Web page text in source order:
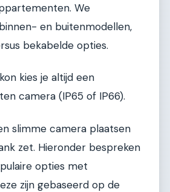
We
en buitenmodellen,
bekabelde opties.
kies je altijd een
camera (IP65 of IP66).
slimme camera plaatsen
zet. Hieronder bespreken
opties met
zijn gebaseerd op de